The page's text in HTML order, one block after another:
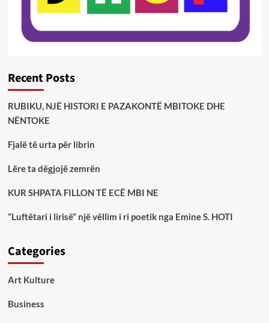
Recent Posts
RUBIKU, NJË HISTORI E PAZAKONTË MBITOKE DHE
NËNTOKE
Fjalë të urta për librin
Lëre ta dëgjojë zemrën
KUR SHPATA FILLON TË ECË MBI NE
”Luftëtari i lirisë” një vëllim i ri poetik nga Emine S. HOTI
Categories
Art Kulture
Business